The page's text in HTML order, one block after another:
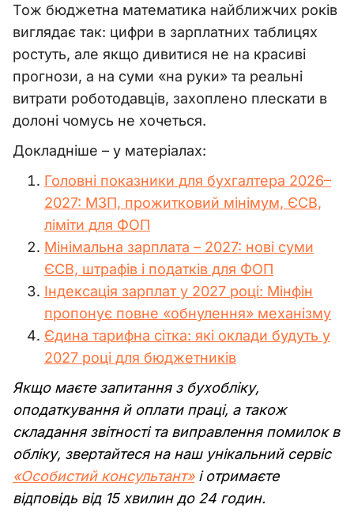
Тож бюджетна математика найближчих років
виглядає так: цифри в зарплатних таблицях
ростуть, але якщо дивитися не на красиві
прогнози, а на суми «на руки» та реальні
витрати роботодавців, захоплено плескати в
долоні чомусь не хочеться.
Докладніше – у матеріалах:
Головні показники для бухгалтера 2026–
2027: МЗП, прожитковий мінімум, ЄСВ,
ліміти для ФОП
Мінімальна зарплата – 2027: нові суми
ЄСВ, штрафів і податків для ФОП
Індексація зарплат у 2027 році: Мінфін
пропонує повне «обнулення» механізму
Єдина тарифна сітка: які оклади будуть у
2027 році для бюджетників
Якщо маєте запитання з бухобліку,
оподаткування й оплати праці, а також
складання звітності та виправлення помилок в
обліку, звертайтеся на наш унікальний сервіс
«Особистий консультант»і отримаєте
відповідь від 15 хвилин до 24 годин.